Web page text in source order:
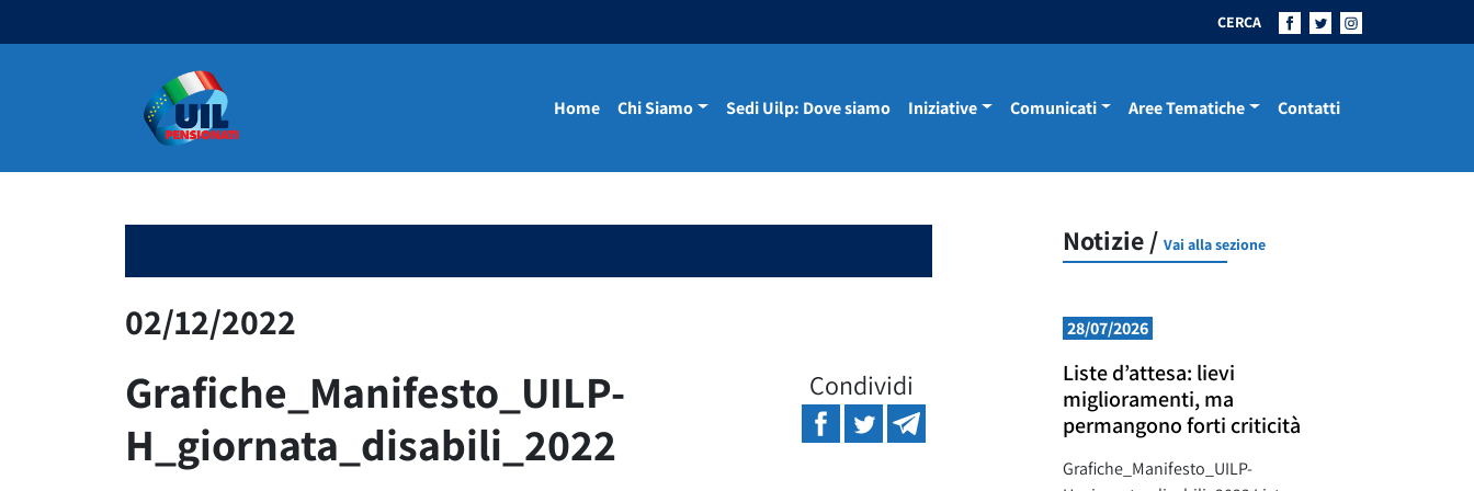
CERCA
Navigazione principale Home Chi Siamo Sedi Uilp: Dove siamo Iniziative Comunicati Aree Tematiche Contatti
02/12/2022
Grafiche_Manifesto_UILP-
H_giornata_disabili_2022
Condividi
Notizie / Vai alla sezione
28/07/2026
Liste d’attesa: lievi
miglioramenti, ma
permangono forti criticità
Grafiche_Manifesto_UILP-